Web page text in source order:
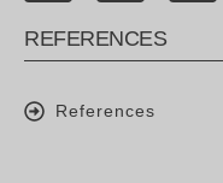
REFERENCES
References